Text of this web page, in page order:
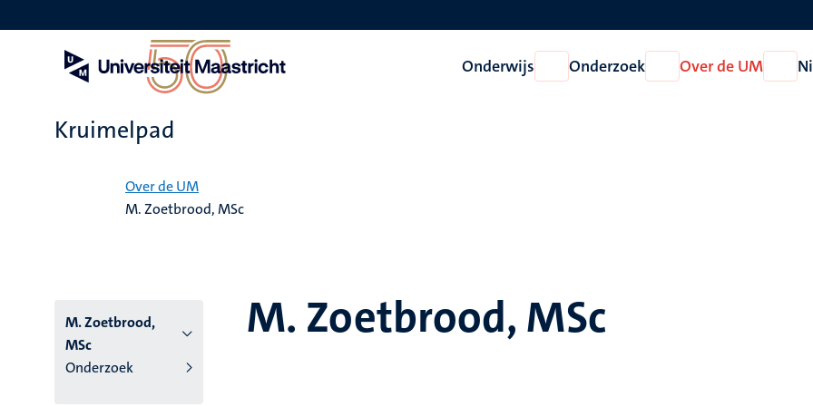
en
Onderwijs
Open
Onderwijs
Onderzoek
Open
Onderzoek
Over de UM
Open
Over
Kruimelpad
Over de UM
M. Zoetbrood, MSc
M. Zoetbrood,
MSc
Onderzoek
M. Zoetbrood, MSc